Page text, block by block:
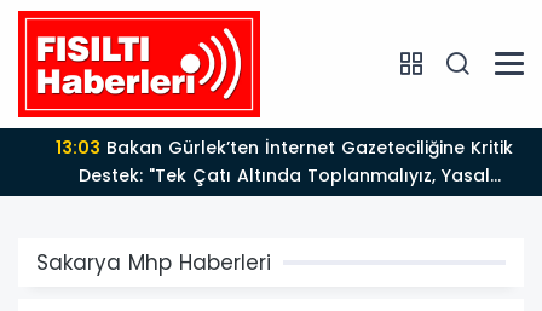
13:03Bakan Gürlek’ten İnternet Gazeteciliğine Kritik
Destek: "Tek Çatı Altında Toplanmalıyız, Yasal
Düzenlemeye Hazırız"
Sakarya Mhp Haberleri